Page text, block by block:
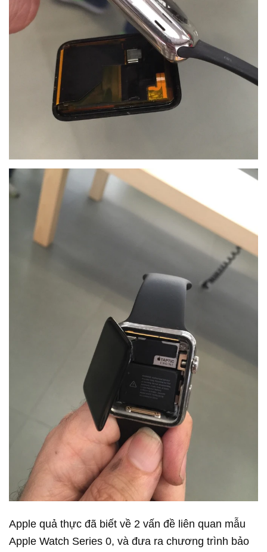
Apple quả thực đã biết về 2 vấn đề liên quan mẫu
Apple Watch Series 0, và đưa ra chương trình bảo